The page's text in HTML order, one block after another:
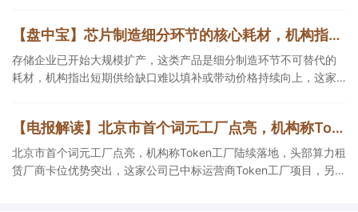
【盘中宝】芯片制造细分环节的核心耗材，机构指出短期供给缺口难以填补，或带动这类产品价格持续向上，这家公司拥有相关产能
存储企业已开始大规模扩产，这类产品是细分制造环节不可替代的
耗材，机构指出短期供给缺口难以填补或带动价格持续向上，这家
【电报解读】北京市首个词元工厂点亮，机构称Token工厂陆续落地，头部算力租赁厂商卡位优势突出，这家公司已中标运营商Token工厂项目
北京市首个词元工厂点亮，机构称Token工厂陆续落地，头部算力租
赁厂商卡位优势突出，这家公司已中标运营商Token工厂项目，另一